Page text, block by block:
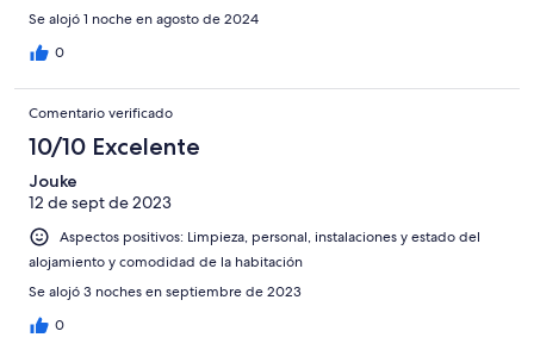
Se alojó 1 noche en agosto de 2024
0
Comentario verificado
10/10 Excelente
Jouke
12 de sept de 2023
Aspectos positivos: Limpieza, personal, instalaciones y estado del
alojamiento y comodidad de la habitación
Se alojó 3 noches en septiembre de 2023
0